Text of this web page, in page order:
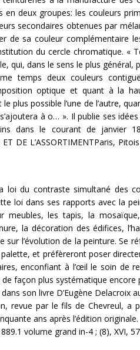
en deux groupes: les couleurs
secondaires obtenues par
de sa couleur complémentaire
du cercle chromatique. «
qui, dans le sens le plus
temps deux couleurs
optique et quant à la
plus possible l’une de l’autre,
à o… ». Il publie ses
dans le courant de janvier
ET DE L’ASSORTIMENTParis,
du contraste simultané des
loi dans ses rapports avec la
meubles, les tapis, la
la décoration des édifices,
sur l’évolution de la peinture. Se
et préfèreront poser
enconfiant à l’œil le soin de
façon plus systématique
son livre D’Eugène Delacroix
revue par le fils de Chevreul, a
ans après l’édition originale.
volume grand in-4 ; (8), XVI,